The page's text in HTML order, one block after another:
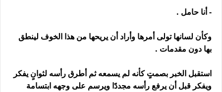
- أنا حامل .
وكأن لسانها تولى أمرها وأراد أن يريحها من هذا الخوف لينطق
بها دون مقدمات .
استقبل الخبر بصمتٍ كأنه لم يسمعه ثم أطرق رأسه لثوانٍ يفكر
ويفكر قبل أن يرفع رأسه مجددًا ويرسم على وجهه ابتسامة